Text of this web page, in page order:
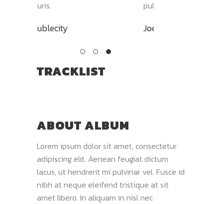
TRACKLIST
ABOUT ALBUM
Lorem ipsum dolor sit amet, consectetur
adipiscing elit. Aenean feugiat dictum
lacus, ut hendrerit mi pulvinar vel. Fusce id
nibh at neque eleifend tristique at sit
amet libero. In aliquam in nisl nec